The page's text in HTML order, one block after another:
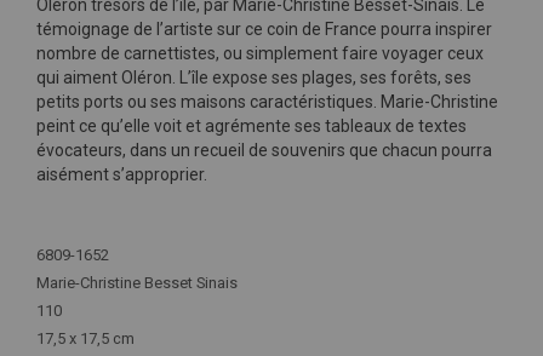
Oléron trésors de l’île, par Marie-Christine Besset-Sinais. Le
témoignage de l’artiste sur ce coin de France pourra inspirer
nombre de carnettistes, ou simplement faire voyager ceux
qui aiment Oléron. L’île expose ses plages, ses forêts, ses
petits ports ou ses maisons caractéristiques. Marie-Christine
peint ce qu’elle voit et agrémente ses tableaux de textes
évocateurs, dans un recueil de souvenirs que chacun pourra
aisément s’approprier.
d'infos
6809-1652
Marie-Christine Besset Sinais
110
17,5 x 17,5 cm